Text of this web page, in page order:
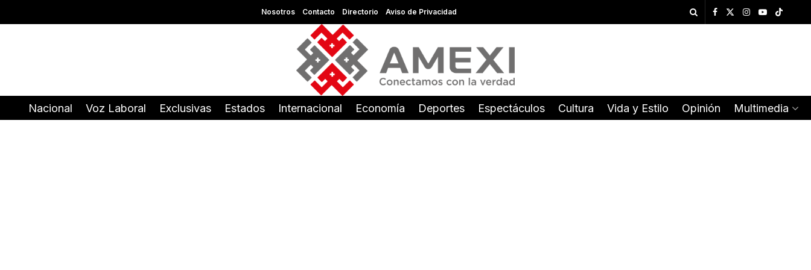
Nosotros Contacto Directorio Aviso de Privacidad
Nacional Voz Laboral Exclusivas Estados Internacional Economía Deportes Espectáculos Cultura Vida y Estilo Opinión Multimedia